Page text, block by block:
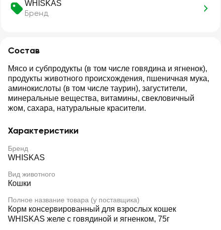
WHISKAS
Бренд
Состав
Мясо и субпродукты (в том числе говядина и ягненок),
продукты животного происхождения, пшеничная мука,
аминокислоты (в том числе таурин), загустители,
минеральные вещества, витамины, свекловичный
жом, сахара, натуральные красители.
Характеристики
Бренд
WHISKAS
Вид животного
Кошки
Полное название товара (у поставщика)
Корм консервированный для взрослых кошек
WHISKAS желе с говядиной и ягненком, 75г